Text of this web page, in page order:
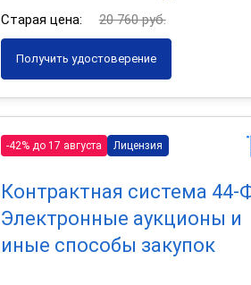
Старая цена:
20 760 руб.
Получить удостоверение
-42% до 17 августа Лицензия
Контрактная система 44-
Электронные аукционы и
иные способы закупок